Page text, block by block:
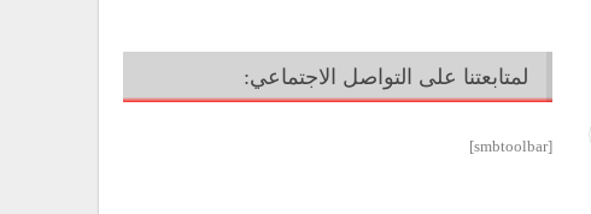
لمتابعتنا على التواصل الاجتماعي:
[smbtoolbar]